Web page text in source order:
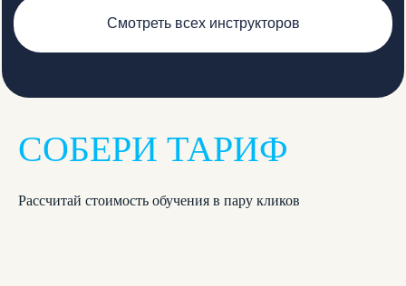
Смотреть всех инструкторов
СОБЕРИ ТАРИФ
Рассчитай стоимость обучения в пару кликов